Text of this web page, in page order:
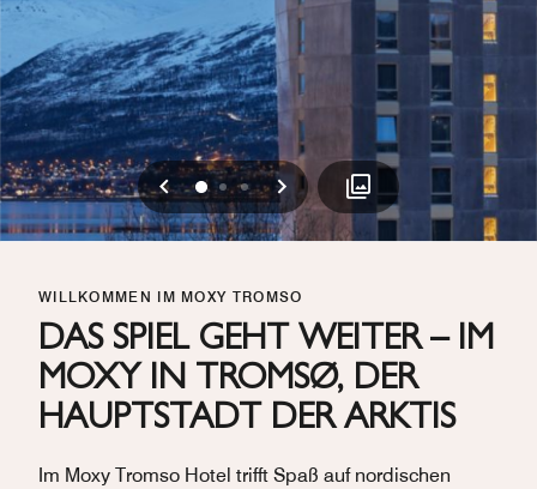
Vorherige
012 Weiter
WILLKOMMEN IM MOXY TROMSO
DAS SPIEL GEHT WEITER – IM
MOXY IN TROMSØ, DER
HAUPTSTADT DER ARKTIS
Im Moxy Tromso Hotel trifft Spaß auf nordischen